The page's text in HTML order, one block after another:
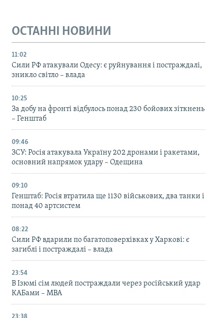
ОСТАННІ НОВИНИ
11:02
Сили РФ атакували Одесу: є руйнування і постраждалі,
зникло світло – влада
10:25
За добу на фронті відбулось понад 230 бойових зіткнень
– Генштаб
09:46
ЗСУ: Росія атакувала Україну 202 дронами і ракетами,
основний напрямок удару – Одещина
09:10
Генштаб: Росія втратила ще 1130 військових, два танки і
понад 40 артсистем
08:22
Сили РФ вдарили по багатоповерхівках у Харкові: є
загиблі і постраждалі – влада
23:54
В Ізюмі сім людей постраждали через російський удар
КАБами – МВА